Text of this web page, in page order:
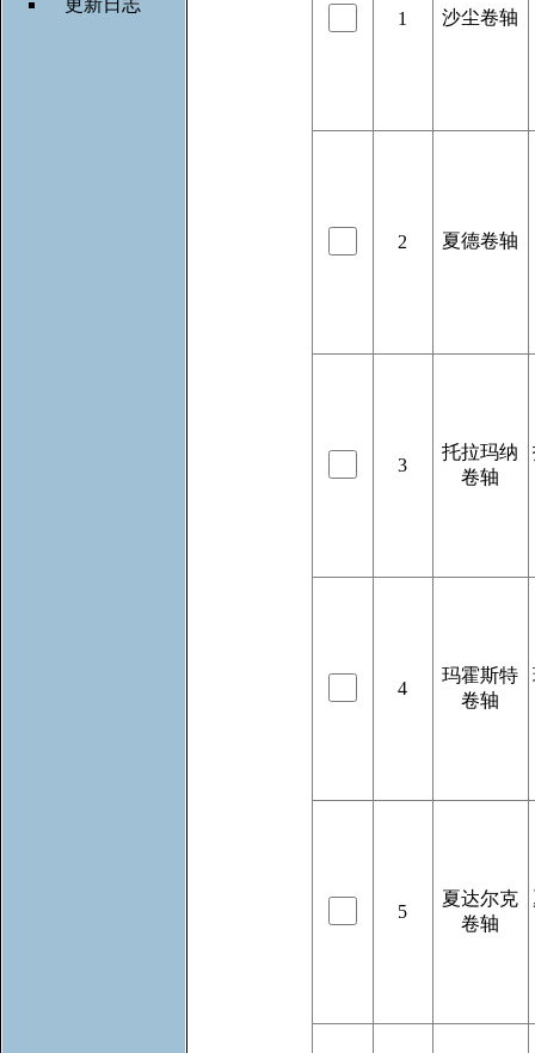
1 沙尘卷轴
2 夏德卷轴
3
托拉玛纳
卷轴
4
玛霍斯特
卷轴
5
夏达尔克
卷轴